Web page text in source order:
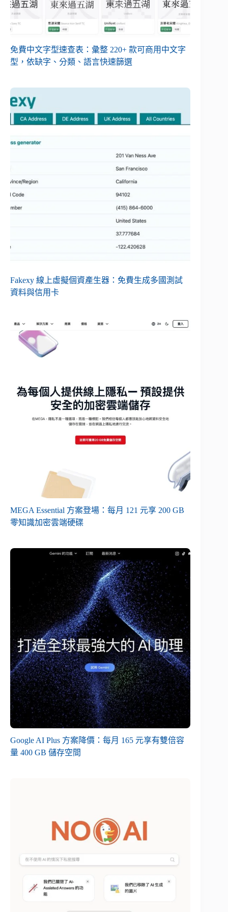
免費中文字型速查表：彙整 220+ 款可商用中文字
型，依缺字、分類、語言快速篩選
Fakexy 線上虛擬個資產生器：免費生成多國測試
資料與信用卡
MEGA Essential 方案登場：每月 121 元享 200 GB
零知識加密雲端硬碟
Google AI Plus 方案降價：每月 165 元享有雙倍容
量 400 GB 儲存空間